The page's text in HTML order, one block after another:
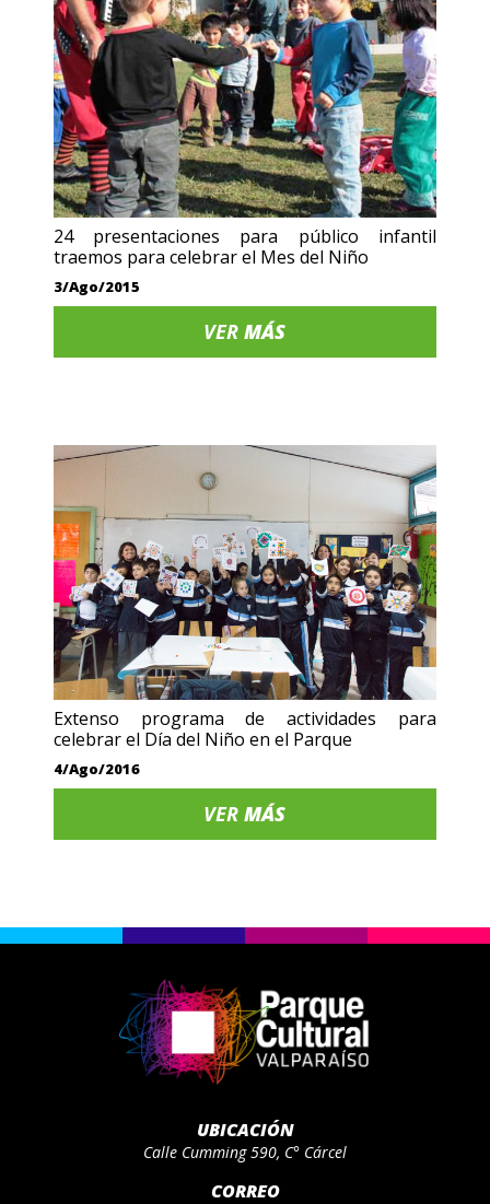
24 presentaciones para público infantil
traemos para celebrar el Mes del Niño
3/Ago/2015
VERMÁS
Extenso programa de actividades para
celebrar el Día del Niño en el Parque
4/Ago/2016
VERMÁS
UBICACIÓN
Calle Cumming 590, C° Cárcel
CORREO